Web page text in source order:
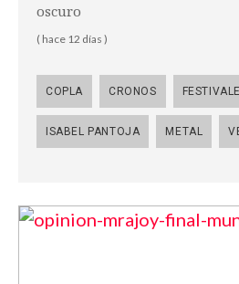
oscuro
( hace 12 días )
COPLA CRONOS
ISABEL PANTOJA METAL